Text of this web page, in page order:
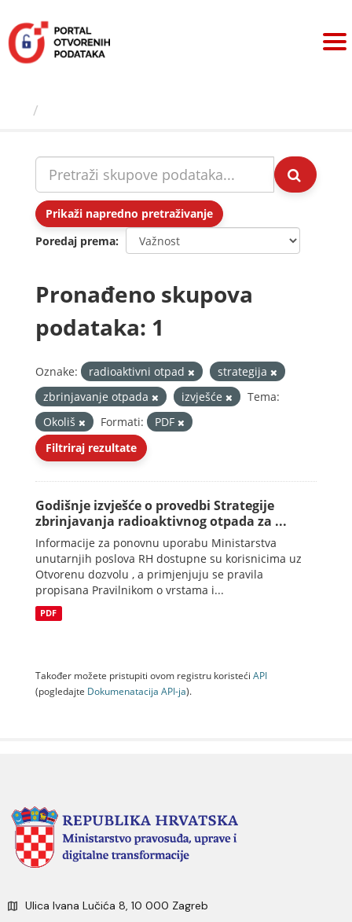
sadržaj
Prikaži napredno pretraživanje
Poredaj prema
Pronađeno skupova
podataka: 1
Oznake: radioaktivni otpad
strategija
zbrinjavanje otpada
izvješće
Tema:
Okoliš
Formati:
PDF
Filtriraj rezultate
Godišnje izvješće o provedbi Strategije
zbrinjavanja radioaktivnog otpada za ...
Informacije za ponovnu uporabu Ministarstva
unutarnjih poslova RH dostupne su korisnicima uz
Otvorenu dozvolu , a primjenjuju se pravila
propisana Pravilnikom o vrstama i...
PDF
Također možete pristupiti ovom registru koristeći API
(pogledajte Dokumenаtаcijа API-jа).